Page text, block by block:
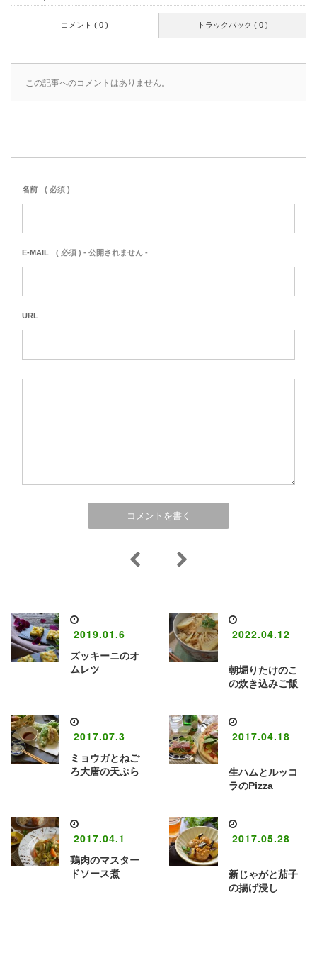
コメント ( 0 ) トラックバック ( 0 )
この記事へのコメントはありません。
名前 ( 必須 )
E-MAIL ( 必須 ) - 公開されません -
URL
2019.01.6
ズッキーニのオ
ムレツ
2022.04.12
朝堀りたけのこ
の炊き込みご飯
2017.07.3
ミョウガとねご
ろ大唐の天ぷら
2017.04.18
生ハムとルッコ
ラのPizza
2017.04.1
鶏肉のマスター
ドソース煮
2017.05.28
新じゃがと茄子
の揚げ浸し